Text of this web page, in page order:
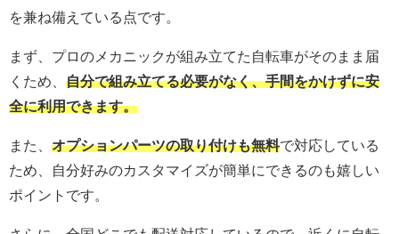
を兼ね備えている点です。
まず、プロのメカニックが組み立てた自転車がそのまま届
くため、 自分で組み立てる必要がなく、手間をかけずに安
全に利用できます。
また、 オプションパーツの取り付けも無料で対応している
ため、自分好みのカスタマイズが簡単にできるのも嬉しい
ポイントです。